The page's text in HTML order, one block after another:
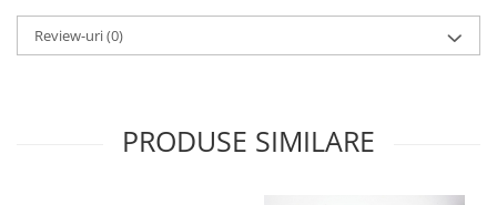
CUTII INALTE CU FEREASTRA
PENTRU PRAJITURI
TAVITE CARTON
Review-uri(0)
PRODUSE SIMILARE